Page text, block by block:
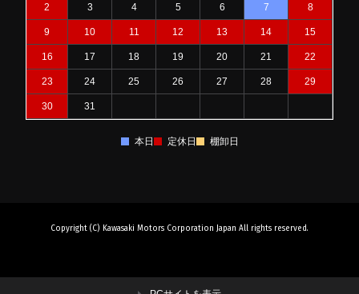
2 3 4 5 6 7 8
9 10 11 12 13 14 15
16 17 18 19 20 21 22
23 24 25 26 27 28 29
30 31
本日 定休日 棚卸日
Copyright (C) Kawasaki Motors Corporation Japan All rights reserved.